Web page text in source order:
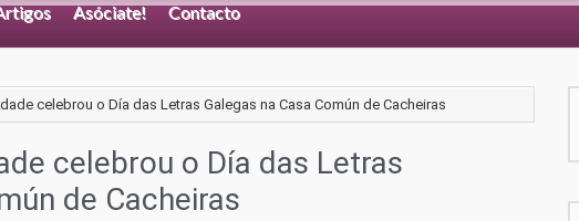
Asóciate! Contacto
celebrou o Día das Letras Galegas na Casa Común de Cacheiras
celebrou o Día das Letras
de Cacheiras